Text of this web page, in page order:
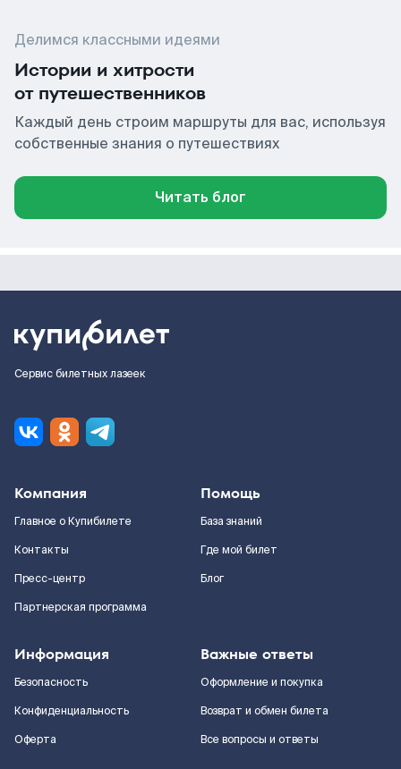
Делимся классными идеями
Истории и хитрости
от путешественников
Каждый день строим маршруты для вас, используя
собственные знания о путешествиях
Читать блог
Сервис билетных лазеек
Компания
Главное о Купибилете
Контакты
Пресс-центр
Партнерская программа
Помощь
База знаний
Где мой билет
Блог
Информация
Безопасность
Конфиденциальность
Оферта
Важные ответы
Оформление и покупка
Возврат и обмен билета
Все вопросы и ответы